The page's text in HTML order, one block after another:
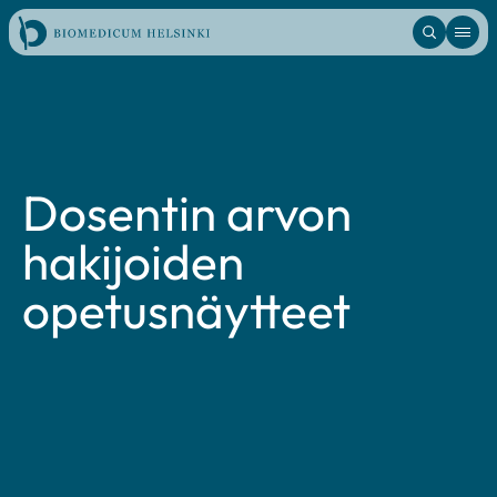
Hyppää
sisältöön
Dosentin arvon
hakijoiden
opetusnäytteet